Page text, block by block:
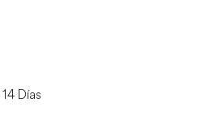
14 Días